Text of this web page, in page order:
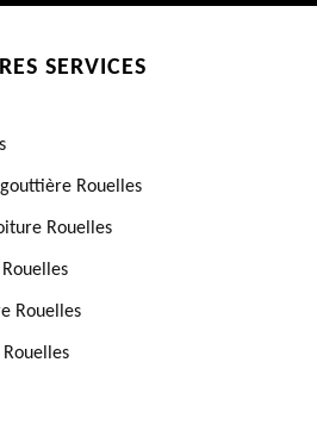
SERVICES
Rouelles
Rouelles
Rouelles